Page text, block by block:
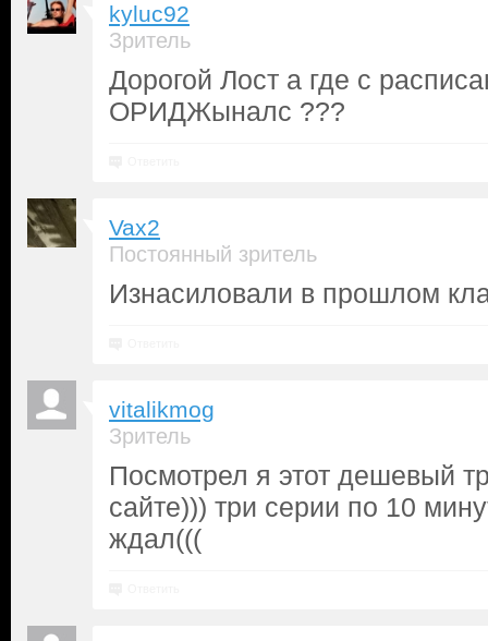
kyluc92
Зритель
Дорогой Лост а где с
ОРИДЖыналс ???
Vax2
Постоянный зритель
Изнасиловали в прошлом
vitalikmog
Зритель
Посмотрел я этот дешевый
сайте))) три серии по 10
ждал(((